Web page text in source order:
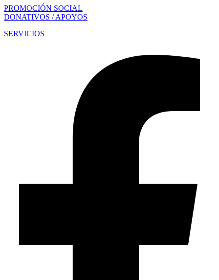
PROMOCIÓN SOCIAL
DONATIVOS / APOYOS
SERVICIOS